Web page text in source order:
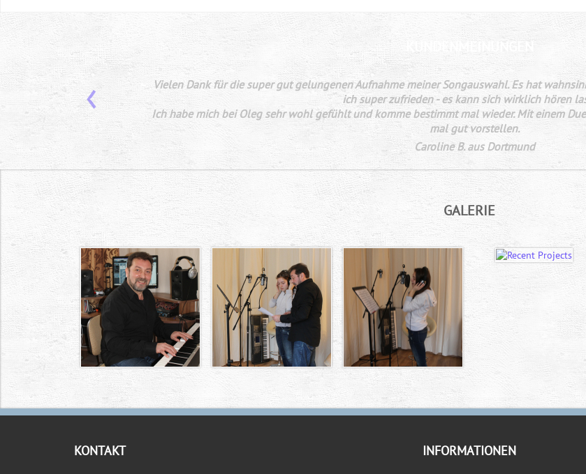
Ein ganz toller Tag !!! Es hat unserer Tochter und ihren Geburtstagsgästen super
seine Geduld und seine professionelle
Eine super Geschenkidee, die zu einem
Familie B. aus Unna
‹
GALERIE
KONTAKT INFORMATIONEN